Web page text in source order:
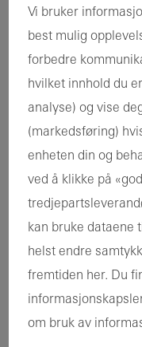
ADD-ON FASADE
Schüco AOC
ADD-ON FASADE
Schüco AOC
Vi bruker
best mulig
forbedre
hvilket innhold du
analyse) og vise
(markedsføring)
enheten din og
ved å klikke på
kan bruke dataene
helst endre
fremtiden her. Du
om bruk av